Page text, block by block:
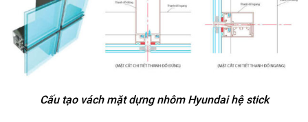
Cấu tạo vách mặt dựng nhôm Hyundai hệ stick